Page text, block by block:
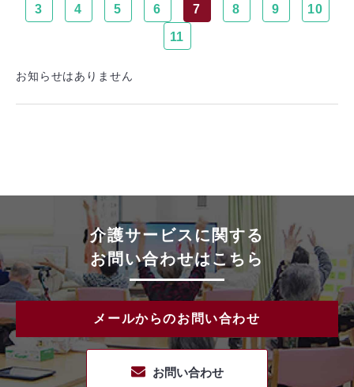
3 4 5 6 7 8 9 10
11
お知らせはありません
介護サービスに関する
お問い合わせはこちら
メールからのお問い合わせ
お問い合わせ